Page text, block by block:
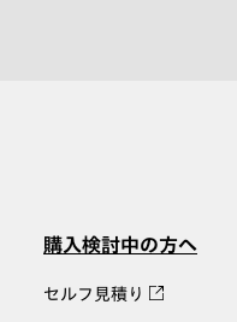
購入検討中の方へ
セルフ見積り